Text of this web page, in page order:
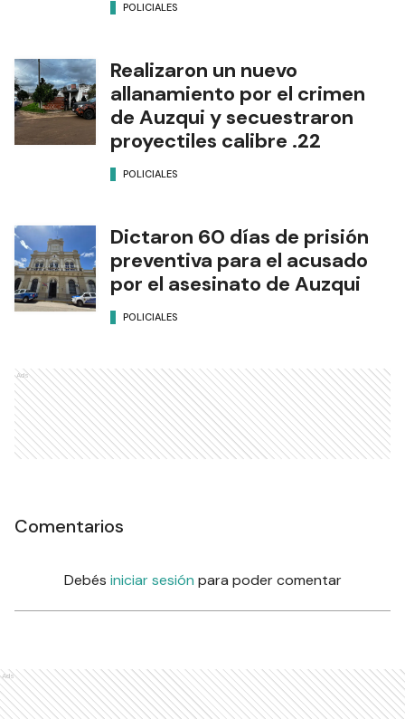
POLICIALES
Realizaron un nuevo
allanamiento por el crimen
de Auzqui y secuestraron
proyectiles calibre .22
POLICIALES
Dictaron 60 días de prisión
preventiva para el acusado
por el asesinato de Auzqui
POLICIALES
Ads
Comentarios
Debés iniciar sesión para poder comentar
Ads